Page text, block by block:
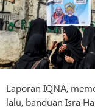
Laporan IQNA,
lalu, banduan Isra